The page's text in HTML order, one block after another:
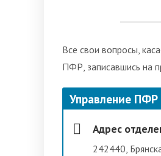
Все свои вопросы,
ПФР, записавшись на
Управление ПФР
Адрес
242440,